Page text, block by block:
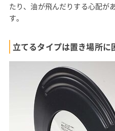
たり、油が飛んだりする心配が
す。
立てるタイプは置き場所に